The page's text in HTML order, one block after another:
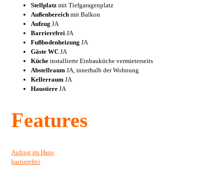
Stellplatz mit Tiefgaragenplatz
Außenbereich mit Balkon
Aufzug JA
Barrierefrei JA
Fußbodenheizung JA
Gäste WC JA
Küche installierte Einbauküche vermieterseits
Abstellraum JA, innerhalb der Wohnung
Kellerraum JA
Haustiere JA
Features
Aufzug im Haus
barrierefrei